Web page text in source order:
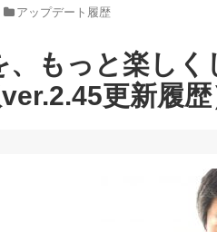
アップデート履歴
、もっと楽し
更新履歴